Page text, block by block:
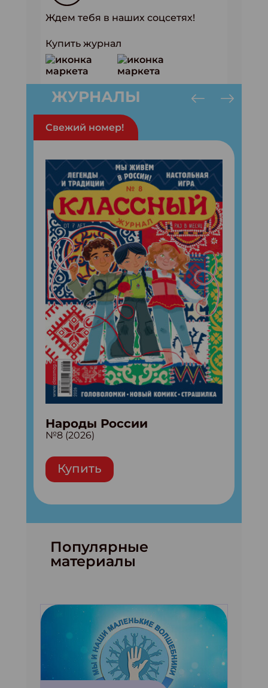
Ждем тебя в наших соцсетях!
Купить журнал
ЖУРНАЛЫ
Свежий номер!
Народы России
№8 (2026)
Купить
Популярные
материалы